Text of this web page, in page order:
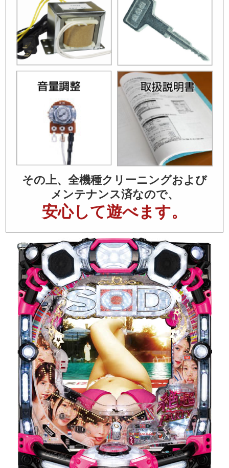
その上、全機種クリーニングおよび
メンテナンス済なので、
安心して遊べます。